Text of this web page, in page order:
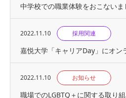
中学校での職業体験をおこないま
2022.11.10 採用関連
嘉悦大学「キャリアDay」にオン
2022.11.10 お知らせ
職場でのLGBTQ＋に関する取り